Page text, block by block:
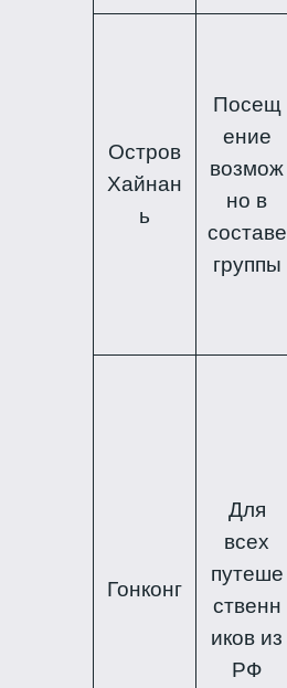
Остров
Хайнан
ь
Посещ
ение
возмож
но в
составе
группы
Гонконг
Для
всех
путеше
ственн
иков из
РФ